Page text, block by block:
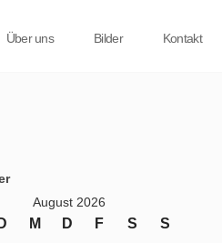
Über uns Bilder Kontakt
August 2026
D M D F S S